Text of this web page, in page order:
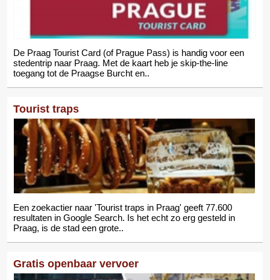
De Praag Tourist Card (of Prague Pass) is handig voor een
stedentrip naar Praag. Met de kaart heb je skip-the-line
toegang tot de Praagse Burcht en..
Tourist traps
Een zoekactier naar 'Tourist traps in Praag' geeft 77.600
resultaten in Google Search. Is het echt zo erg gesteld in
Praag, is de stad een grote..
Gratis openbaar vervoer